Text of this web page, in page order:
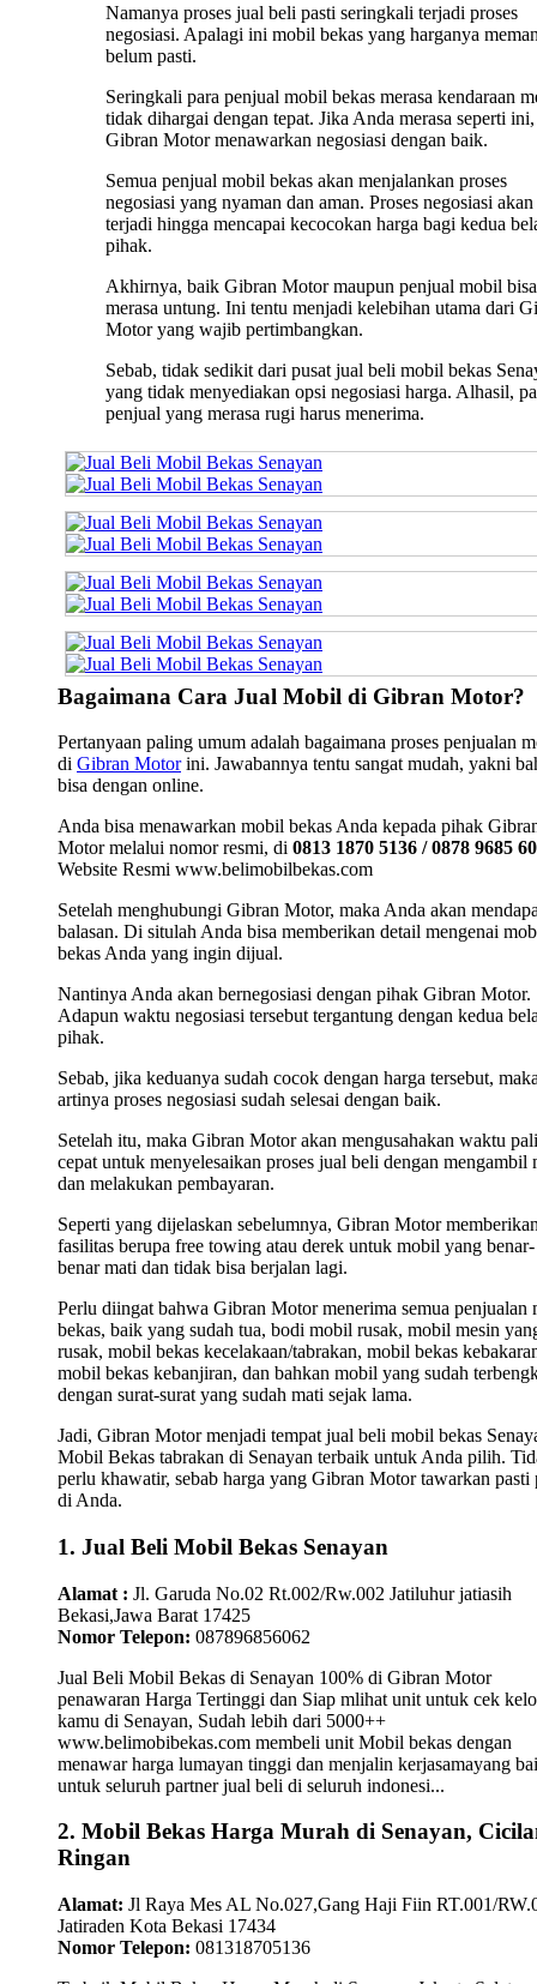
Namanya proses jual beli pasti seringkali terjadi proses
negosiasi. Apalagi ini mobil bekas yang harganya
belum pasti.
Seringkali para penjual mobil bekas merasa kendaraan
tidak dihargai dengan tepat. Jika Anda merasa seperti ini,
Gibran Motor menawarkan negosiasi dengan baik.
Semua penjual mobil bekas akan menjalankan proses
negosiasi yang nyaman dan aman. Proses negosiasi akan
terjadi hingga mencapai kecocokan harga bagi kedua
pihak.
Akhirnya, baik Gibran Motor maupun penjual mobil bisa
merasa untung. Ini tentu menjadi kelebihan utama dari
Motor yang wajib pertimbangkan.
Sebab, tidak sedikit dari pusat jual beli mobil bekas
yang tidak menyediakan opsi negosiasi harga. Alhasil,
penjual yang merasa rugi harus menerima.
Bagaimana Cara Jual Mobil di Gibran Motor?
Pertanyaan paling umum adalah bagaimana proses penjualan
di Gibran Motorini. Jawabannya tentu sangat mudah, yakni
bisa dengan online.
Anda bisa menawarkan mobil bekas Anda kepada pihak
Motor melalui nomor resmi, di 0813 1870 5136 / 0878 9685
Website Resmi www.belimobilbekas.com
Setelah menghubungi Gibran Motor, maka Anda akan
balasan. Di situlah Anda bisa memberikan detail mengenai
bekas Anda yang ingin dijual.
Nantinya Anda akan bernegosiasi dengan pihak Gibran Motor.
Adapun waktu negosiasi tersebut tergantung dengan kedua
pihak.
Sebab, jika keduanya sudah cocok dengan harga tersebut,
artinya proses negosiasi sudah selesai dengan baik.
Setelah itu, maka Gibran Motor akan mengusahakan waktu
cepat untuk menyelesaikan proses jual beli dengan mengambil
dan melakukan pembayaran.
Seperti yang dijelaskan sebelumnya, Gibran Motor
fasilitas berupa free towing atau derek untuk mobil yang benar-
benar mati dan tidak bisa berjalan lagi.
Perlu diingat bahwa Gibran Motor menerima semua penjualan
bekas, baik yang sudah tua, bodi mobil rusak, mobil mesin
rusak, mobil bekas kecelakaan/tabrakan, mobil bekas
mobil bekas kebanjiran, dan bahkan mobil yang sudah
dengan surat-surat yang sudah mati sejak lama.
Jadi, Gibran Motor menjadi tempat jual beli mobil bekas
Mobil Bekas tabrakan di Senayan terbaik untuk Anda pilih.
perlu khawatir, sebab harga yang Gibran Motor tawarkan pasti
di Anda.
1. Jual Beli Mobil Bekas Senayan
Alamat : Jl. Garuda No.02 Rt.002/Rw.002 Jatiluhur jatiasih
Bekasi,Jawa Barat 17425
Nomor Telepon: 087896856062
Jual Beli Mobil Bekas di Senayan 100% di Gibran Motor
penawaran Harga Tertinggi dan Siap mlihat unit untuk cek
kamu di Senayan, Sudah lebih dari 5000++
www.belimobibekas.com membeli unit Mobil bekas dengan
menawar harga lumayan tinggi dan menjalin kerjasamayang
untuk seluruh partner jual beli di seluruh indonesi...
2. Mobil Bekas Harga Murah di Senayan,
Ringan
Alamat: Jl Raya Mes AL No.027,Gang Haji Fiin RT.001/
Jatiraden Kota Bekasi 17434
Nomor Telepon: 081318705136